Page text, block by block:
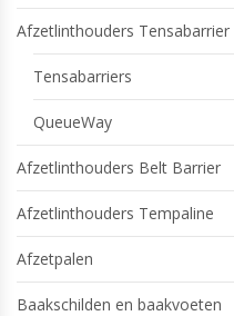
Afzetlinthouders Tensabarrier
Tensabarriers
QueueWay
Afzetlinthouders Belt Barrier
Afzetlinthouders Tempaline
Afzetpalen
Baakschilden en baakvoeten